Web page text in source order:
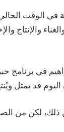
الوقت
والإنتاج
في برنامج
اليوم قد
من ذلك، لكن